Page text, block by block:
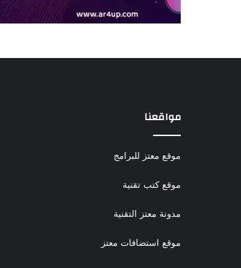
مواقعنا
موقع معتز للبرامج
موقع كتب تقنية
مدونة معتز التقنية
موقع استضافات معتز